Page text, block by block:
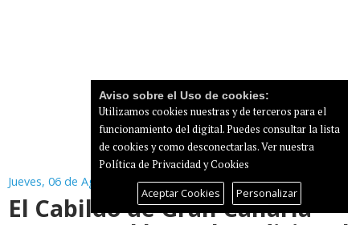
Jueves, 06 de Agosto de 2026
El Cabildo de Gran Canaria
Aviso sobre el Uso de cookies:
Utilizamos cookies nuestras y de terceros para el
funcionamiento del digital. Puedes consultar la lista
de cookies y como desconectarlas.Ver nuestra
Política de Privacidad y Cookies
Aceptar Cookies Personalizar